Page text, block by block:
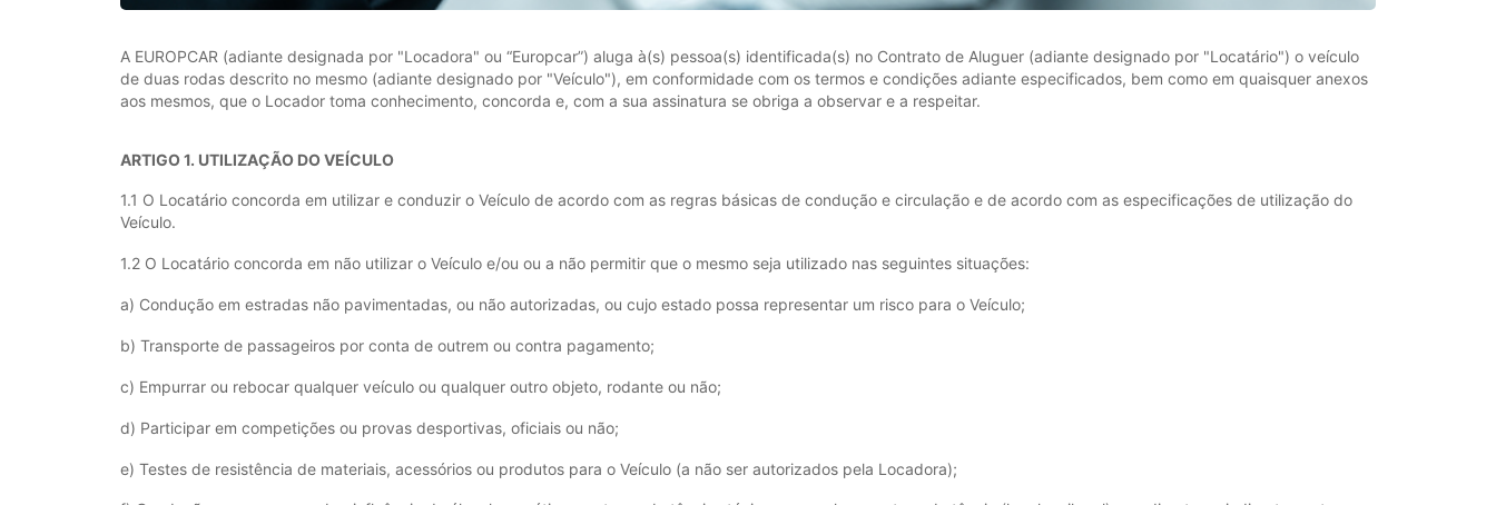
A EUROPCAR (adiante designada por "Locadora" ou “Europcar”) aluga à(s) pessoa(s) identificada(s) no Contrato de Aluguer (adiante designado por "Locatário") o veículo
de duas rodas descrito no mesmo (adiante designado por "Veículo"), em conformidade com os termos e condições adiante especificados, bem como em quaisquer anexos
aos mesmos, que o Locador toma conhecimento, concorda e, com a sua assinatura se obriga a observar e a respeitar.
ARTIGO 1. UTILIZAÇÃO DO VEÍCULO
1.1 O Locatário concorda em utilizar e conduzir o Veículo de acordo com as regras básicas de condução e circulação e de acordo com as especificações de utilização do
Veículo.
1.2 O Locatário concorda em não utilizar o Veículo e/ou ou a não permitir que o mesmo seja utilizado nas seguintes situações:
a) Condução em estradas não pavimentadas, ou não autorizadas, ou cujo estado possa representar um risco para o Veículo;
b) Transporte de passageiros por conta de outrem ou contra pagamento;
c) Empurrar ou rebocar qualquer veículo ou qualquer outro objeto, rodante ou não;
d) Participar em competições ou provas desportivas, oficiais ou não;
e) Testes de resistência de materiais, acessórios ou produtos para o Veículo (a não ser autorizados pela Locadora);